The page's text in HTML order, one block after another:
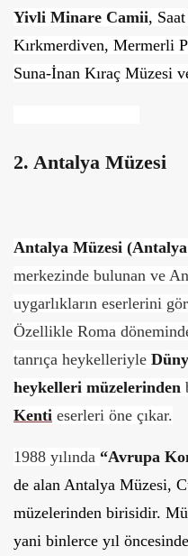
Yivli Minare Camii,
Kırkmerdiven, Mermerli
Suna-İnan Kıraç Müzesi
2. Antalya Müzesi
Antalya Müzesi
merkezinde bulunan ve
uygarlıkların eserlerini
Özellikle Roma
tanrıça heykelleriyle
heykelleri müzelerinden
Kenti eserleri öne çıkar.
1988 yılında “Avrupa
de alan Antalya Müzesi,
müzelerinden birisidir.
yani binlerce yıl